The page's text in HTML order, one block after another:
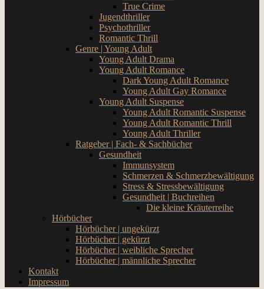
True Crime
Jugendthriller
Psychothriller
Romantic Thrill
Genre | Young Adult
Young Adult Drama
Young Adult Romance
Dark Young Adult Romance
Young Adult Gay Romance
Young Adult Suspense
Young Adult Romantic Suspense
Young Adult Romantic Thrill
Young Adult Thriller
Ratgeber | Fach- & Sachbücher
Gesundheit
Immunsystem
Schmerzen & Schmerzbewältigung
Stress & Stressbewältigung
Gesundheit | Buchreihen
Die kleine Kräuterreihe
Hörbücher
Hörbücher | ungekürzt
Hörbücher | gekürzt
Hörbücher | weibliche Sprecher
Hörbücher | männliche Sprecher
Kontakt
Impressum